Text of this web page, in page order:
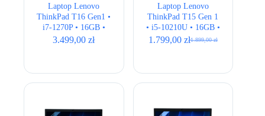
Laptop Lenovo
ThinkPad T16 Gen1 •
i7-1270P • 16GB •
512GB • Intel Iris Xe
3.499,00zł
Laptop Lenovo
ThinkPad T15 Gen 1
• i5-10210U • 16GB •
256GB • Intel UHD •
1.899,00zł
Pierwotna
1.899,00 zł.
1.799,00 zł
Aktualna
1.799,00 zł.